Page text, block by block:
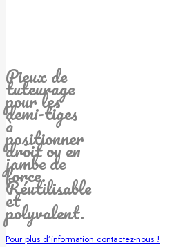
Pieux de
tuteurage
pour les
demi-tiges
à
positionner
droit ou en
jambe de
force.
Réutilisable
et
polyvalent.
Pour plus d’information contactez-nous !